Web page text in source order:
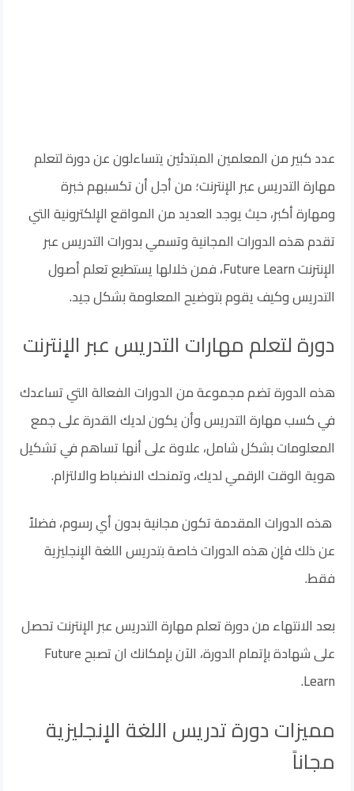
عدد كبير من المعلمين المبتدئين يتساءلون عن دورة لتعلم
مهارة التدريس عبر الإنترنت؛ من أجل أن تكسبهم خبرة
ومهارة أكبر، حيث يوجد العديد من المواقع الإلكترونية التي
تقدم هذه الدورات المجانية وتسمي بدورات التدريس عبر
الإنترنت Future Learn، فمن خلالها يستطيع تعلم أصول
التدريس وكيف يقوم بتوضيح المعلومة بشكل جيد.
دورة لتعلم مهارات التدريس عبر الإنترنت
هذه الدورة تضم مجموعة من الدورات الفعالة التي تساعدك
في كسب مهارة التدريس وأن يكون لديك القدرة على جمع
المعلومات بشكل شامل، علاوة على أنها تساهم في تشكيل
هوية الوقت الرقمي لديك، وتمنحك الانضباط والالتزام.
هذه الدورات المقدمة تكون مجانية بدون أي رسوم، فضلاً
عن ذلك فإن هذه الدورات خاصة بتدريس اللغة الإنجليزية
فقط.
بعد الانتهاء من دورة تعلم مهارة التدريس عبر الإنترنت تحصل
على شهادة بإتمام الدورة، الآن بإمكانك ان تصبح Future
Learn.
مميزات دورة تدريس اللغة الإنجليزية
مجاناً